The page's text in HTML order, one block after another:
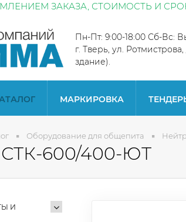
ЗАКАЗА, СТОИМОСТЬ И
Пн-Пт: 9:00-18:00 Сб-Вс:
г. Тверь, ул.
здание).
МАРКИРОВКА
Оборудование для общепита
СТК-600/400-ЮТ
И